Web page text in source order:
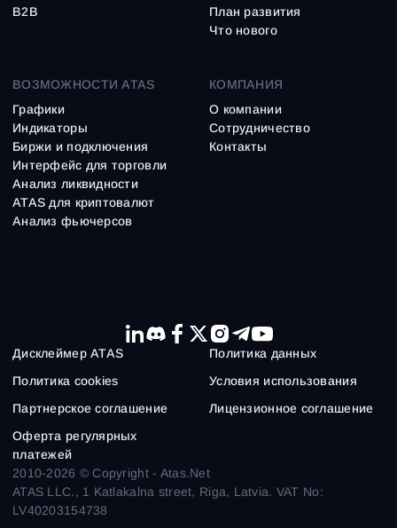
ВОЗМОЖНОСТИ ATAS
Графики
Индикаторы
Биржи и подключения
Интерфейс для торговли
Анализ ликвидности
ATAS для криптовалют
Анализ фьючерсов
B2B
План развития
Что нового
КОМПАНИЯ
О компании
Сотрудничество
Контакты
2010-2026 © Copyright - Atas.Net
ATAS LLC., 1 Katlakalna street, Riga, Latvia. VAT No:
LV40203154738
Дисклеймер ATAS
Политика данных
Политика cookies
Условия использования
Партнерское соглашение
Лицензионное соглашение
Оферта регулярных
платежей